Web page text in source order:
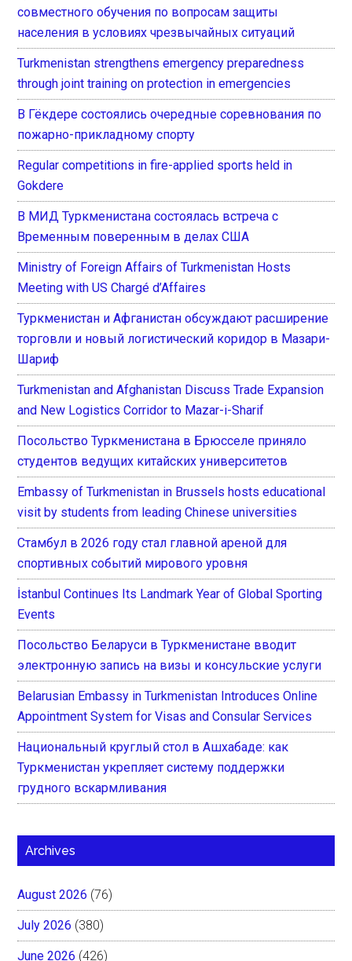
совместного обучения по вопросам защиты
населения в условиях чрезвычайных ситуаций
Turkmenistan strengthens emergency preparedness
through joint training on protection in emergencies
В Гёкдере состоялись очередные соревнования по
пожарно-прикладному спорту
Regular competitions in fire-applied sports held in
Gokdere
В МИД Туркменистана состоялась встреча с
Временным поверенным в делах США
Ministry of Foreign Affairs of Turkmenistan Hosts
Meeting with US Chargé d’Affaires
Туркменистан и Афганистан обсуждают расширение
торговли и новый логистический коридор в Мазари-
Шариф
Turkmenistan and Afghanistan Discuss Trade Expansion
and New Logistics Corridor to Mazar-i-Sharif
Посольство Туркменистана в Брюсселе приняло
студентов ведущих китайских университетов
Embassy of Turkmenistan in Brussels hosts educational
visit by students from leading Chinese universities
Стамбул в 2026 году стал главной ареной для
спортивных событий мирового уровня
İstanbul Continues Its Landmark Year of Global Sporting
Events
Посольство Беларуси в Туркменистане вводит
электронную запись на визы и консульские услуги
Belarusian Embassy in Turkmenistan Introduces Online
Appointment System for Visas and Consular Services
Национальный круглый стол в Ашхабаде: как
Туркменистан укрепляет систему поддержки
грудного вскармливания
Archives
August 2026 (76)
July 2026 (380)
June 2026 (426)